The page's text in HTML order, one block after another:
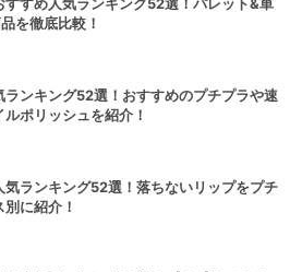
すすめ人気ランキング52選！パレット&単
を徹底比較！
ランキング52選！おすすめのプチプラや速
ポリッシュを紹介！
気ランキング52選！落ちないリップをプチ
に紹介！